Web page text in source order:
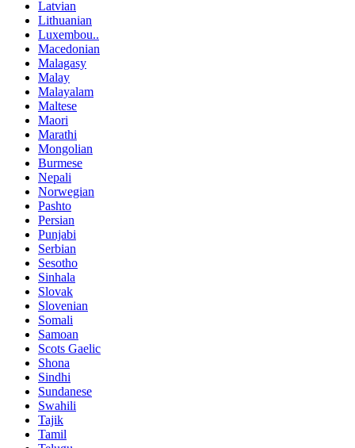
Latvian
Lithuanian
Luxembou..
Macedonian
Malagasy
Malay
Malayalam
Maltese
Maori
Marathi
Mongolian
Burmese
Nepali
Norwegian
Pashto
Persian
Punjabi
Serbian
Sesotho
Sinhala
Slovak
Slovenian
Somali
Samoan
Scots Gaelic
Shona
Sindhi
Sundanese
Swahili
Tajik
Tamil